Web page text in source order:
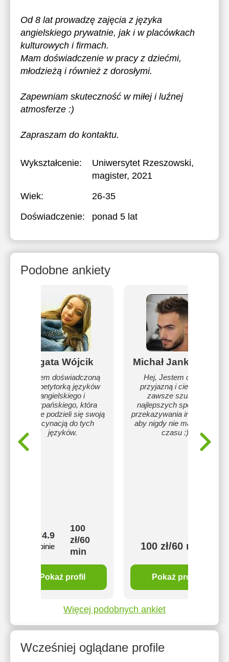
Od 8 lat prowadzę zajęcia z języka
angielskiego prywatnie, jak i w placówkach
kulturowych i firmach.
Mam doświadczenie w pracy z dziećmi,
młodzieżą i również z dorosłymi.
Zapewniam skuteczność w miłej i luźnej
atmosferze :)
Zapraszam do kontaktu.
Wykształcenie: Uniwersytet Rzeszowski,
magister, 2021
Wiek:
26-35
Doświadczenie:
ponad 5 lat
Podobne ankiety
Agata Wójcik
Jestem doświadczoną
korepetytorką języków
angielskiego i
hiszpańskiego, która
chętnie podzieli się swoją
fascynacją do tych
języków.
4.9
32 opinie
100
zł/60
min
Pokaż profil
Michał Jankowski
Hej, Jestem osobą
przyjazną i cierpliwą,
zawsze szukam
najlepszych sposobów
przekazywania informacji,
aby nigdy nie marnować
czasu :)
100 zł/60 min
Pokaż profil
Więcej podobnych ankiet
Wcześniej oglądane profile